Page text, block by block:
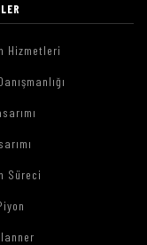
Hizmetleri
Süreci